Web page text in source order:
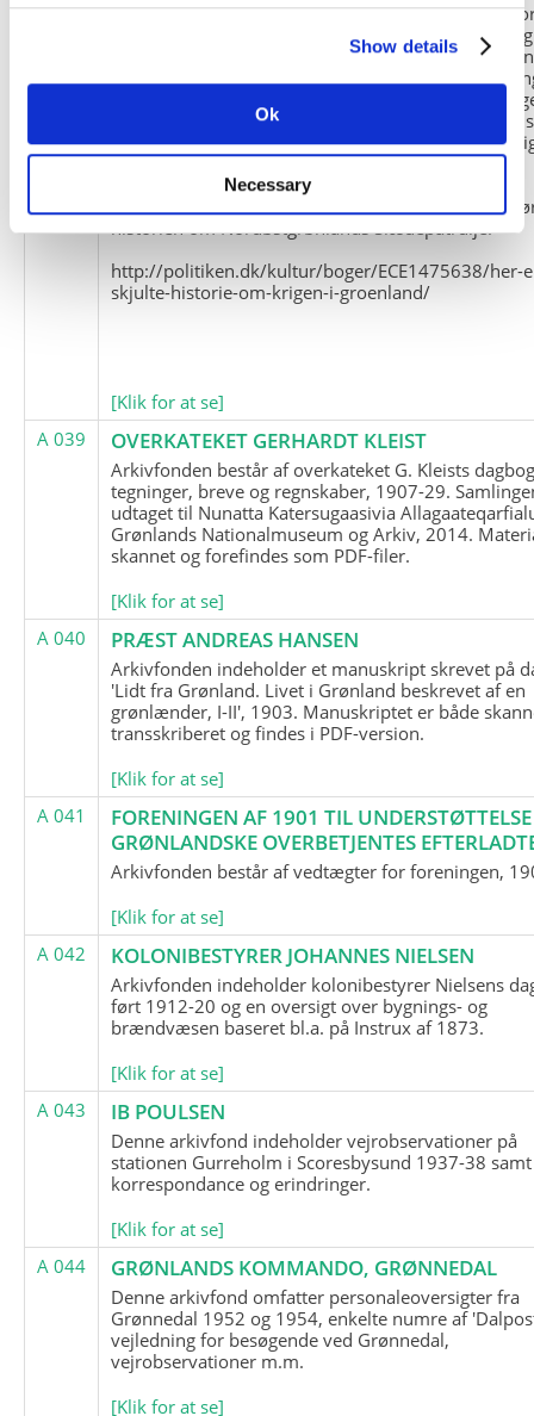
Show details
Ok
Necessary
Slædepatrulje med Eli Knudsen som medlem og
og Marius Jensen som medlem. Marius Jensens
befinder sig i Militärhistorisches Museum i Dresden
(Tyskland). Kopierne af Friedrich Littmanns
klausuleret iht. aftalen med giveren og Franz
Kontakt venligst Arktisk Instituts ledelse i
brugen af materialet til studie- og
formål.
Nedenunder findes et link til en presseartikel
historien om Nordøstgrønlands Slædepatrulje:
http://politiken.dk/kultur/boger/ECE1475638/her-
skjulte-historie-om-krigen-i-groenland/
[Klik for at se]
A 039
OVERKATEKET GERHARDT KLEIST
Arkivfonden består af overkateket G. Kleists
tegninger, breve og regnskaber, 1907-29.
udtaget til Nunatta Katersugaasivia
Grønlands Nationalmuseum og Arkiv, 2014.
skannet og forefindes som PDF-filer.
[Klik for at se]
A 040
PRÆST ANDREAS HANSEN
Arkivfonden indeholder et manuskript skrevet på
'Lidt fra Grønland. Livet i Grønland beskrevet af en
grønlænder, I-II', 1903. Manuskriptet er både
transskriberet og findes i PDF-version.
[Klik for at se]
A 041
FORENINGEN AF 1901 TIL
GRØNLANDSKE OVERBETJENTES
Arkivfonden består af vedtægter for foreningen,
[Klik for at se]
A 042
KOLONIBESTYRER JOHANNES NIELSEN
Arkivfonden indeholder kolonibestyrer Nielsens
ført 1912-20 og en oversigt over bygnings- og
brændvæsen baseret bl.a. på Instrux af 1873.
[Klik for at se]
A 043
IB POULSEN
Denne arkivfond indeholder vejrobservationer på
stationen Gurreholm i Scoresbysund 1937-38 samt
korrespondance og erindringer.
[Klik for at se]
A 044
GRØNLANDS KOMMANDO, GRØNNEDAL
Denne arkivfond omfatter personaleoversigter fra
Grønnedal 1952 og 1954, enkelte numre af
vejledning for besøgende ved Grønnedal,
vejrobservationer m.m.
[Klik for at se]